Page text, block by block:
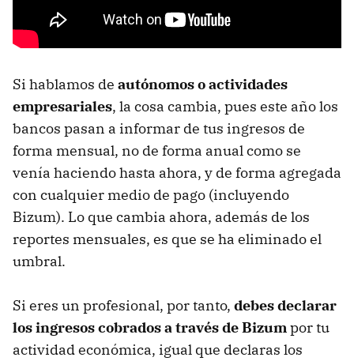
Si hablamos de autónomos o actividades
empresariales, la cosa cambia, pues este año los
bancos pasan a informar de tus ingresos de
forma mensual, no de forma anual como se
venía haciendo hasta ahora, y de forma agregada
con cualquier medio de pago (incluyendo
Bizum). Lo que cambia ahora, además de los
reportes mensuales, es que se ha eliminado el
umbral.
Si eres un profesional, por tanto, debes declarar
los ingresos cobrados a través de Bizumpor tu
actividad económica, igual que declaras los